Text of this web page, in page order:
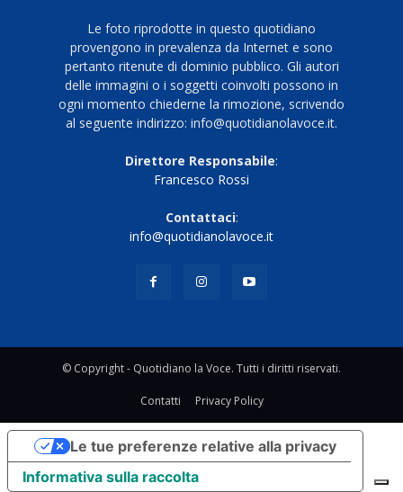
Le foto riprodotte in questo quotidiano
provengono in prevalenza da Internet e sono
pertanto ritenute di dominio pubblico. Gli autori
delle immagini o i soggetti coinvolti possono in
ogni momento chiederne la rimozione, scrivendo
al seguente indirizzo: info@quotidianolavoce.it.
Direttore Responsabile:
Francesco Rossi
Contattaci:
info@quotidianolavoce.it
© Copyright - Quotidiano la Voce. Tutti i diritti riservati.
Contatti Privacy Policy
Informativa sulla raccolta
Le tue preferenze relative alla privacy